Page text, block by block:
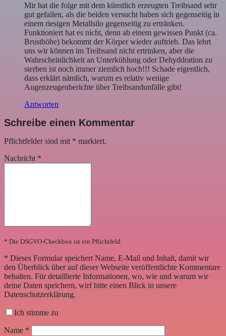
Mir hat die folge mit dem künstlich erzeugten Treibsand sehr
gut gefallen, als die beiden versucht haben sich gegenseitig in
einem riesigen Metallsilo gegenseitig zu ertränken.
Funktioniert hat es nicht, denn ab einem gewissen Punkt (ca.
Brusthöhe) bekommt der Körper wieder auftrieb. Das lehrt
uns wir können im Treibsand nicht ertrinken, aber die
Wahrscheinlichkeit an Unterkühlung oder Dehyddration zu
sterben ist noch immer ziemlich hoch!!! Schade eigentlich,
dass erklärt nämlich, warum es relativ wenige
Augenzeugenberichte über Treibsandunfälle gibt!
Antworten
Schreibe einen Kommentar
Pflichtfelder sind mit * markiert.
Nachricht *
* Die DSGVO-Checkbox ist ein Pflichtfeld
* Dieses Formular speichert Name, E-Mail und Inhalt, damit wir
den Überblick über auf dieser Webseite veröffentlichte Kommentare
behalten. Für detaillierte Informationen, wo, wie und warum wir
deine Daten speichern, wirf bitte einen Blick in unsere
Datenschutzerklärung.
Ich stimme zu
Name *